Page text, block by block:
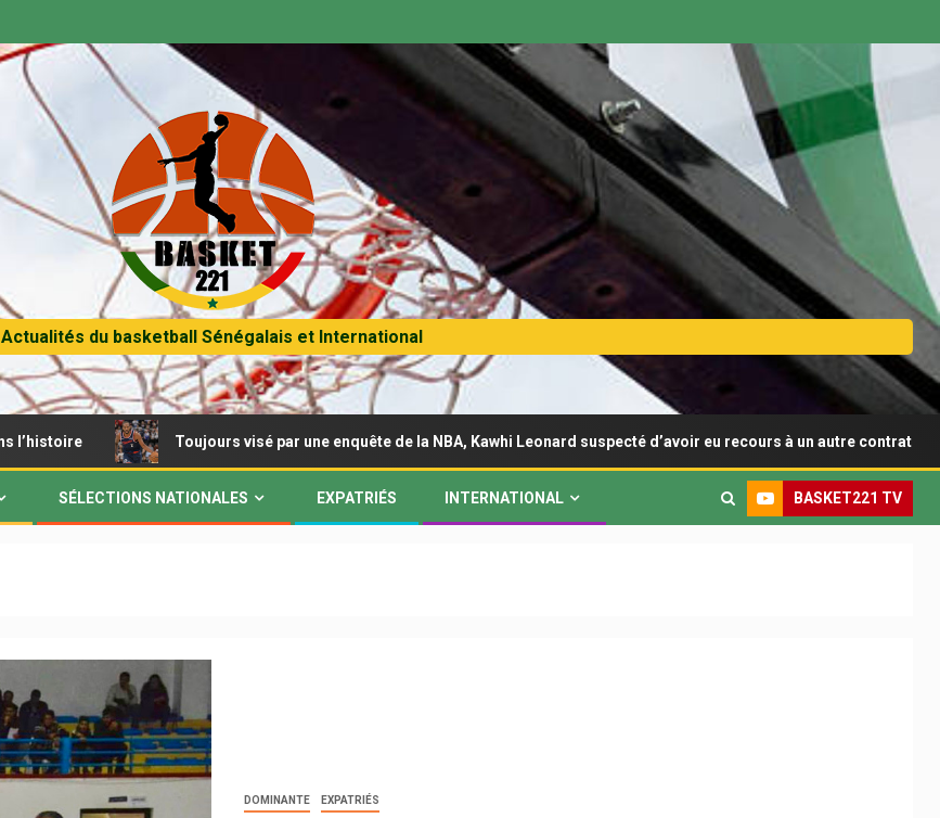
Actualités du basketball Sénégalais et International
Toujours visé par une enquête de la NBA, Kawhi Leonard suspecté d’avoir eu recours à un autre contrat de sponsoring
SÉLECTIONS NATIONALES EXPATRIÉS INTERNATIONAL BASKET221 TV
DOMINANTE EXPATRIÉS